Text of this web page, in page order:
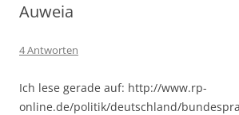
Auweia
4 Antworten
Ich lese gerade auf: http://www.rp-
online.de/politik/deutschland/